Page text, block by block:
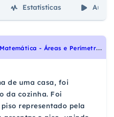
Estatísticas Aulas
U
FMS 2018 - Matemática - Áreas e Perímetros, Geometria Plana
de uma casa, foi
da cozinha. Foi
representado pela